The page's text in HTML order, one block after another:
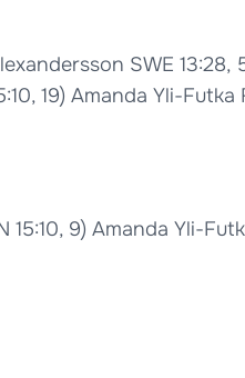
SWE
19) Amanda Yli-
9) Amanda Yli-